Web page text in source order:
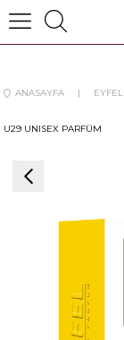
ANASAYFA EYFEL
U29 UNISEX PARFÜM